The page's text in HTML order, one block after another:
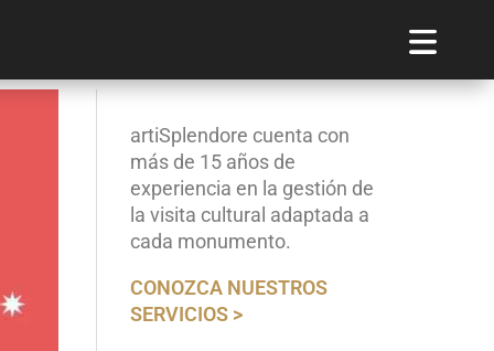
artiSplendore cuenta con
más de 15 años de
experiencia en la gestión de
la visita cultural adaptada a
cada monumento.
CONOZCA NUESTROS
SERVICIOS >